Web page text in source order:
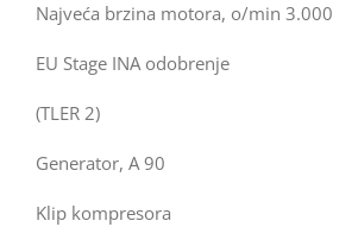
Najveća brzina motora, o/min 3.000
EU Stage INA odobrenje
(TLER 2)
Generator, A 90
Klip kompresora